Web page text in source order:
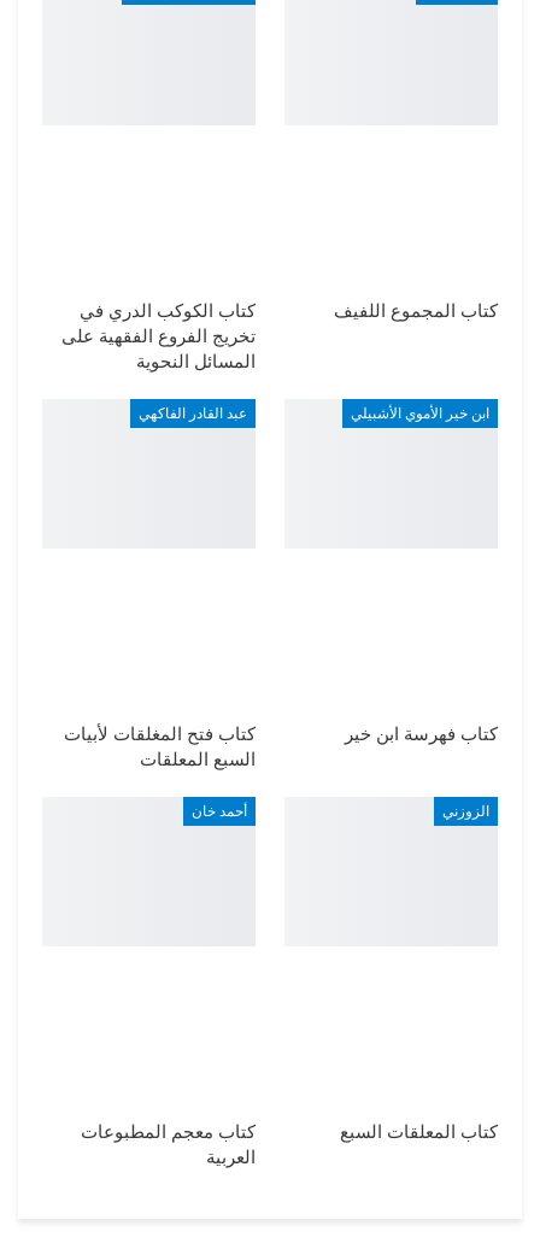
كتاب المجموع اللفيف
كتاب الكوكب الدري في
تخريج الفروع الفقهية على
المسائل النحوية
ابن خير الأموي الأشبيلي
كتاب فهرسة ابن خير
عبد القادر الفاكهي
كتاب فتح المغلقات لأبيات
السبع المعلقات
الزوزني
كتاب المعلقات السبع
أحمد خان
كتاب معجم المطبوعات
العربية